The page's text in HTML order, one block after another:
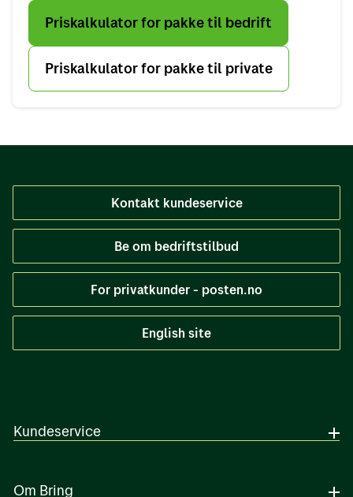
Priskalkulator for pakke til bedrift
Priskalkulator for pakke til private
Kontakt kundeservice
Be om bedriftstilbud
For privatkunder - posten.no
English site
Kundeservice
Om Bring